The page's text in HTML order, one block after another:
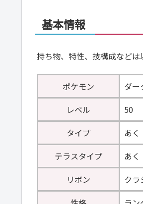
基本情報
持ち物、特性、技構成などは
ポケモン
ダー
レベル
50
タイプ
あく
テラスタイプ
あく
リボン
クラ